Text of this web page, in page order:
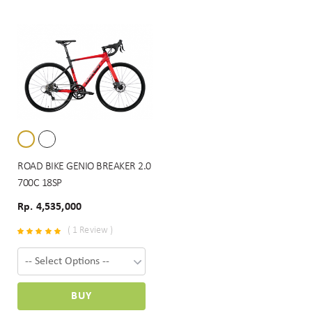
ROAD BIKE GENIO BREAKER 2.0
700C 18SP
Rp. 4,535,000
( 1 Review )
BUY